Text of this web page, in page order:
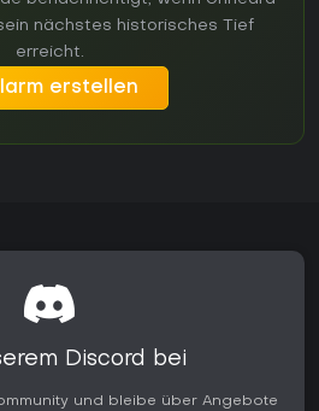
nächstes historisches Tief
erreicht.
erstellen
Discord bei
und bleibe über Angebote